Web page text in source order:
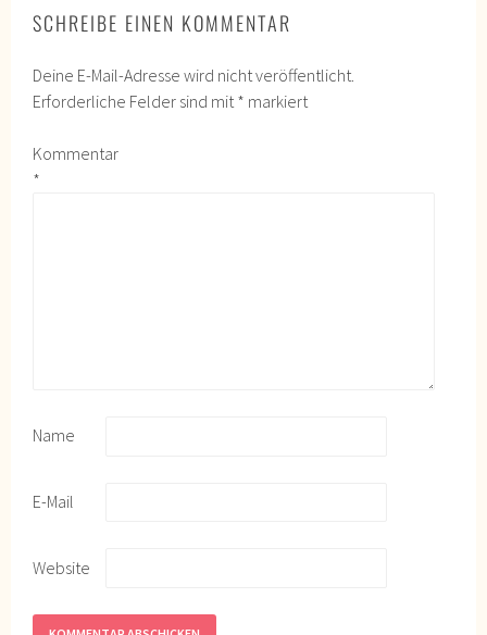
SCHREIBE EINEN KOMMENTAR
Deine E-Mail-Adresse wird nicht veröffentlicht.
Erforderliche Felder sind mit* markiert
Kommentar
*
Name
E-Mail
Website